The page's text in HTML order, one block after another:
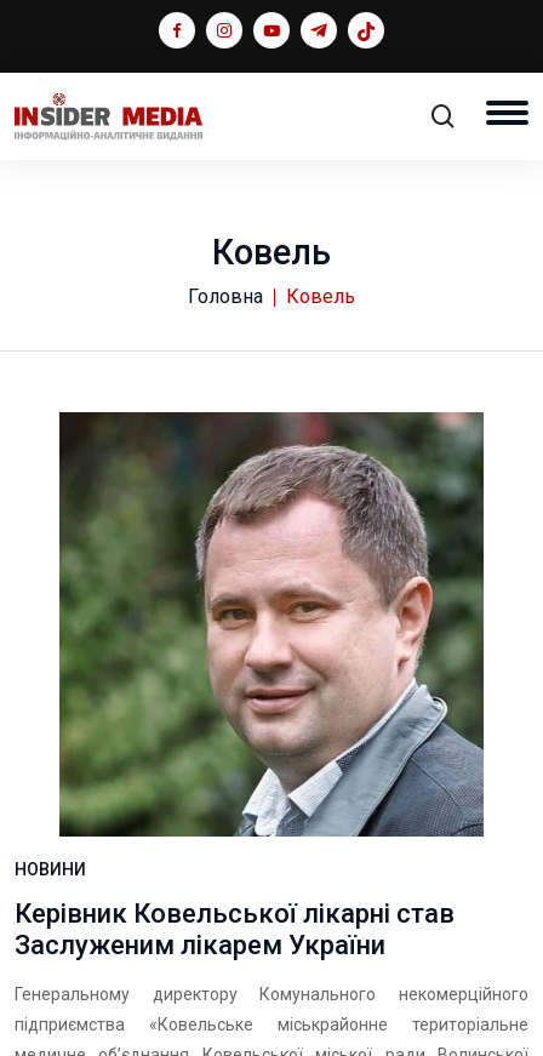
Ковель
Головна Ковель
НОВИНИ
Керівник Ковельської лікарні став
Заслуженим лікарем України
Генеральному директору Комунального некомерційного
підприємства «Ковельське міськрайонне територіальне